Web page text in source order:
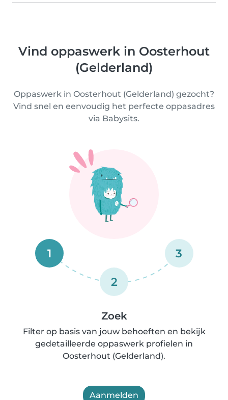
Vind oppaswerk in Oosterhout
(Gelderland)
Oppaswerk in Oosterhout (Gelderland) gezocht?
Vind snel en eenvoudig het perfecte oppasadres
via Babysits.
1
2
3
Zoek
Filter op basis van jouw behoeften en bekijk
gedetailleerde oppaswerk profielen in
Oosterhout (Gelderland).
Aanmelden